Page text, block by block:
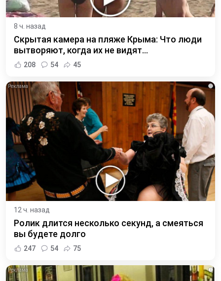
8 ч. назад
Скрытая камера на пляже Крыма: Что люди
вытворяют, когда их не видят...
208 54 45
i
12 ч. назад
Ролик длится несколько секунд, а смеяться
вы будете долго
247 54 75
i